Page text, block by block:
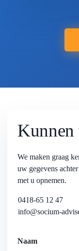
Kunnen
We maken graag
uw gegevens
met u opnemen.
0418-65 12 47
info@socium-
Naam